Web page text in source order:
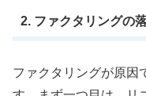
2. ファクタリングの
ファクタリングが原因